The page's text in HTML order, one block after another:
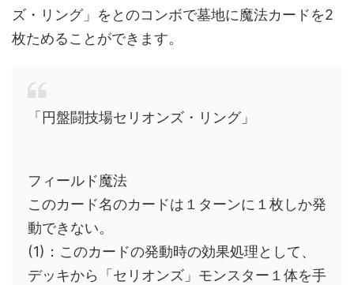
ズ・リング」をとのコンボで墓地に魔法カードを2
枚ためることができます。
「 円盤闘技場セリオンズ・リング」
フィールド魔法
このカード名のカードは１ターンに１枚しか発
動できない。
(1)：このカードの発動時の効果処理として、
デッキから「セリオンズ」モンスター１体を手